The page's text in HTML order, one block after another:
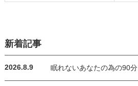
新着記事
2026.8.9 眠れないあなたの為の90分